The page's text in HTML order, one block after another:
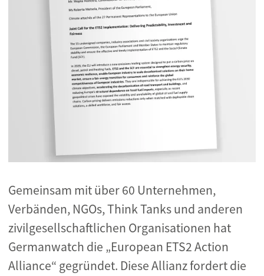
Gemeinsam mit über 60 Unternehmen,
Verbänden, NGOs, Think Tanks und anderen
zivilgesellschaftlichen Organisationen hat
Germanwatch die „European ETS2 Action
Alliance“ gegründet. Diese Allianz fordert die